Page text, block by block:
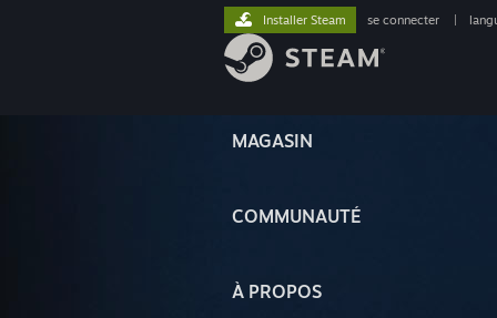
MAGASIN
COMMUNAUTÉ
À PROPOS
Installer Steam se connecter